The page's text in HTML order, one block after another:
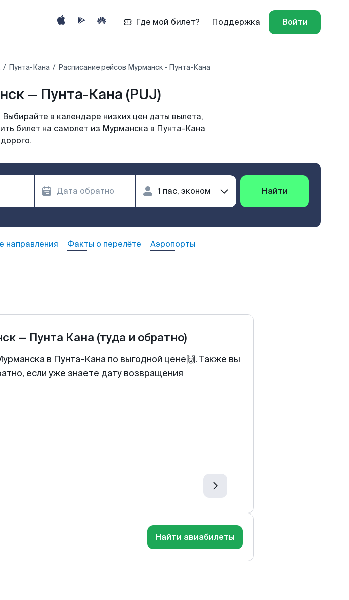
Где мой билет? Поддержка Войти
Пунта-Кана Расписание рейсов Мурманск - Пунта-Кана
— Пунта-Кана (PUJ)
в календаре низких цен даты вылета,
билет на самолет из Мурманска в Пунта-Кана
Найти
направления Факты о перелёте Аэропорты
— Пунта Кана (туда и обратно)
в Пунта-Кана по выгодной цене🙌. Также вы
если уже знаете дату возвращения
Найти авиабилеты